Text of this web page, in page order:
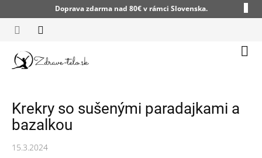
na
obsah
Doprava zdarma nad 80€ v rámci Slovenska.
Krekry so sušenými paradajkami a
bazalkou
15.3.2024